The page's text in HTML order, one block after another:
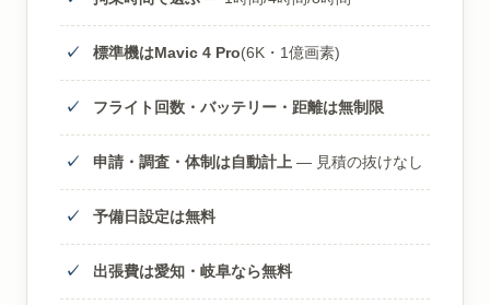
標準機はMavic 4 Pro(6K・1億画素)
フライト回数・バッテリー・距離は無制限
申請・調査・体制は自動計上 — 見積の抜けなし
予備日設定は無料
出張費は愛知・岐阜なら無料